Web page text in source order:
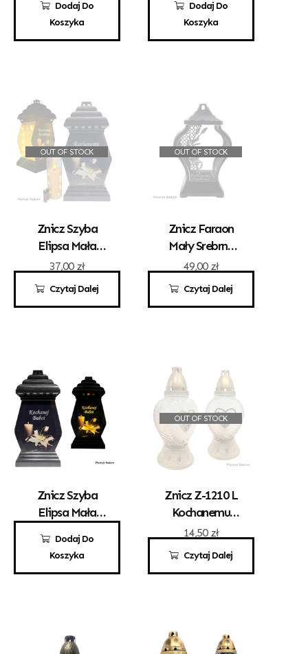
Dodaj Do
Koszyka
Dodaj Do
Koszyka
Dziadkowi
OUT OF STOCK
Czytaj Dalej
Znicz Szyba
Elipsa Mała
Kochanemu
37,00 zł
OUT OF STOCK
Czytaj Dalej
Znicz Faraon
Mały Srebrny
Kochanemu
49,00 zł
Dodaj Do
Koszyka
Znicz Szyba
Elipsa Mała
37,00 zł
OUT OF STOCK
Czytaj Dalej
Znicz Z-1210 L
Kochanemu
Dziadkowi
14,50 zł